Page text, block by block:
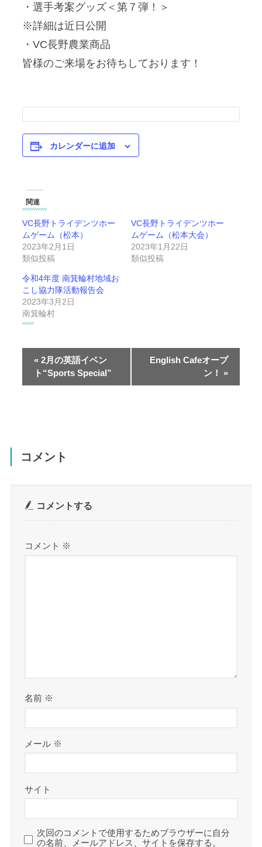
・選手考案グッズ＜第７弾！＞
※詳細は近日公開
・VC長野農業商品
皆様のご来場をお待ちしております！
カレンダーに追加
関連
VC長野トライデンツホー
ムゲーム（松本）
2023年2月1日
類似投稿
VC長野トライデンツホー
ムゲーム（松本大会）
2023年1月22日
類似投稿
令和4年度 南箕輪村地域お
こし協力隊活動報告会
2023年3月2日
南箕輪村
イ
ン
ト
ナ
シ
«2月の英語イベン
ト“Sports Special”
English Cafeオープ
ン！ »
コメント
コメントする
コメント ※
名前 ※
メール ※
サイト
次回のコメントで使用するためブラウザーに自分
の名前、メールアドレス、サイトを保存する。